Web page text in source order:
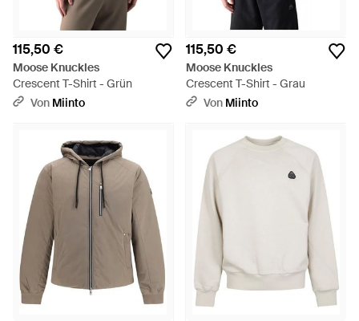
115,50 €
Moose Knuckles
Crescent T-Shirt - Grün
Von Miinto
115,50 €
Moose Knuckles
Crescent T-Shirt - Grau
Von Miinto